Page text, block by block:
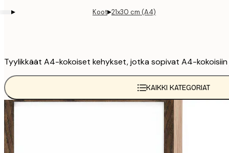
▸ Koot▸21x30 cm (A4)
Tyylikkäät A4-kokoiset kehykset, jotka sopivat A4-kokoisiin
KAIKKI KATEGORIAT